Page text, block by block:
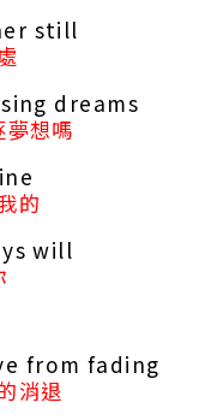
still
dreams
想嗎
的
will
from fading
消退